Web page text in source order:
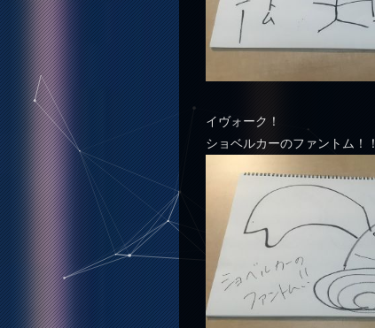
イヴォーク！
ショベルカーのファントム！！